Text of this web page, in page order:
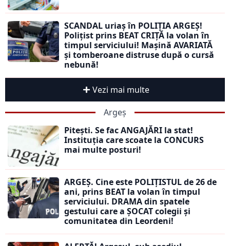
SCANDAL uriaș în POLIȚIA ARGEȘ!
Polițist prins BEAT CRIȚĂ la volan în
timpul serviciului! Mașină AVARIATĂ
și tomberoane distruse după o cursă
nebună!
Vezi mai multe
Argeș
Pitești. Se fac ANGAJĂRI la stat!
Instituția care scoate la CONCURS
mai multe posturi!
ARGEȘ. Cine este POLIȚISTUL de 26 de
ani, prins BEAT la volan în timpul
serviciului. DRAMA din spatele
gestului care a ȘOCAT colegii și
comunitatea din Leordeni!